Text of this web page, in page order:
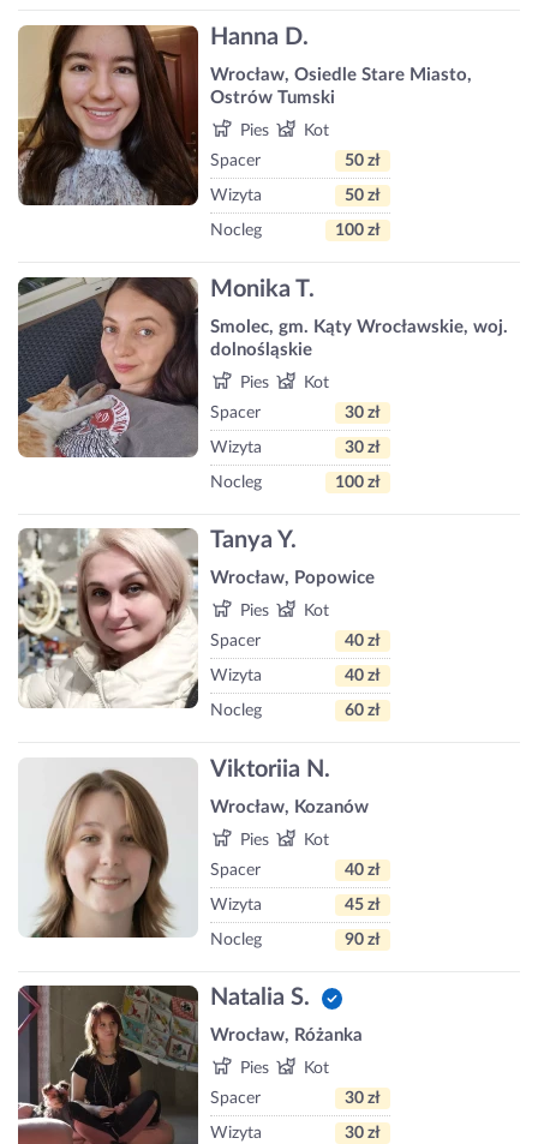
Hanna D.
Wrocław, Osiedle Stare Miasto,
Ostrów Tumski
Pies
Kot
Spacer
50 zł
Wizyta 50 zł
Nocleg 100 zł
Monika T.
Smolec, gm. Kąty Wrocławskie, woj.
dolnośląskie
Pies
Kot
Spacer
30 zł
Wizyta 30 zł
Nocleg 100 zł
Tanya Y.
Wrocław, Popowice
Pies
Kot
Spacer
40 zł
Wizyta 40 zł
Nocleg 60 zł
Viktoriia N.
Wrocław, Kozanów
Pies
Kot
Spacer
40 zł
Wizyta 45 zł
Nocleg 90 zł
Natalia S.
Wrocław, Różanka
Pies
Kot
Spacer
30 zł
Wizyta 30 zł